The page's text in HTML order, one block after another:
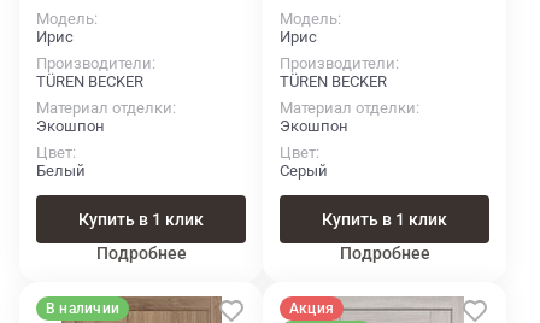
Модель
Ирис
Производители
TÜREN BECKER
Материал отделки
Экошпон
Цвет
Белый
Купить в 1 клик
Подробнее
Модель
Ирис
Производители
TÜREN BECKER
Материал отделки
Экошпон
Цвет
Серый
Купить в 1 клик
Подробнее
В наличии
Акция